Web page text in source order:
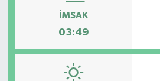
İMSAK
03:49
EĞİTİM
EKONOMİ